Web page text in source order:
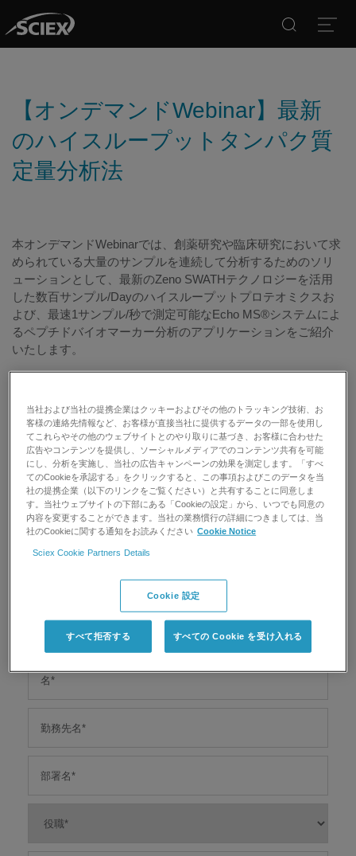
【オンデマンドWebinar】最新
のハイスループットタンパク質
定量分析法
本オンデマンドWebinarでは、創薬研究や臨床研究において求
められている大量のサンプルを連続して分析するためのソリ
ューションとして、最新のZeno SWATHテクノロジーを活用
した数百サンプル/Dayのハイスループットプロテオミクスお
よび、最速1サンプル/秒で測定可能なEcho MS®システムによ
るペプチドバイオマーカー分析のアプリケーションをご紹介
いたします。
※ ご登録は、本ページお申込みフォームに必要事項ご記入の
上、送信ボタンを押してください。
※ 同業他社様、代理店様からのお申し込みはお断りさせてい
ただくことがございます。
※ お申込みの際は必ずご所属先のメールアドレスにてご登録
ください。
当社および当社の提携企業はクッキーおよびその他のトラッキング技術、お
客様の連絡先情報など、お客様が直接当社に提供するデータの一部を使用し
てこれらやその他のウェブサイトとのやり取りに基づき、お客様に合わせた
広告やコンテンツを提供し、ソーシャルメディアでのコンテンツ共有を可能
にし、分析を実施し、当社の広告キャンペーンの効果を測定します。「すべ
てのCookieを承認する」をクリックすると、この事項およびこのデータを当
社の提携企業（以下のリンクをご覧ください）と共有することに同意しま
す。当社ウェブサイトの下部にある「Cookieの設定」から、いつでも同意の
内容を変更することができます。当社の業務慣行の詳細につきましては、当
社のCookieに関する通知をお読みください Cookie Notice
Sciex Cookie Partners Details
Cookie 設定
すべて拒否する すべての Cookie を受け入れる